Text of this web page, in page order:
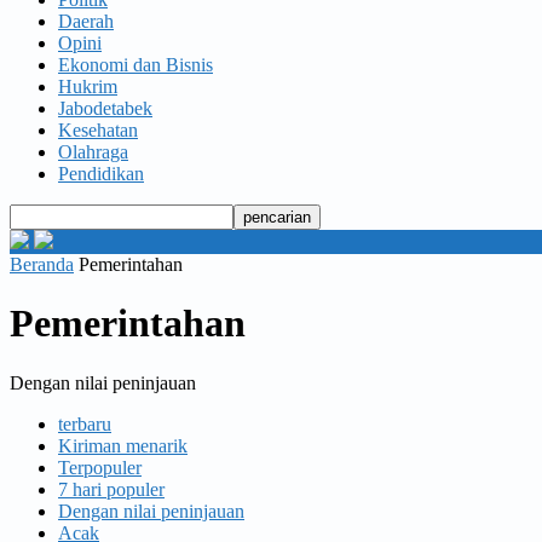
Daerah
Opini
Ekonomi dan Bisnis
Hukrim
Jabodetabek
Kesehatan
Olahraga
Pendidikan
Beranda Pemerintahan
Pemerintahan
Dengan nilai peninjauan
terbaru
Kiriman menarik
Terpopuler
7 hari populer
Dengan nilai peninjauan
Acak